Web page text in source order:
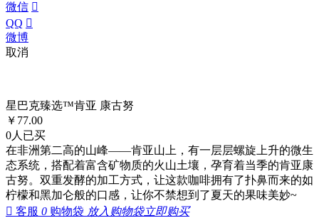
微信 
QQ 
微博
取消
星巴克臻选™肯亚 康古努
￥ 77.00
0人已买
在非洲第二高的山峰——肯亚山上，有一层层螺旋上升的微生
态系统，搭配着富含矿物质的火山土壤，孕育着当季的肯亚康
古努。双重发酵的加工方式，让这款咖啡拥有了扑鼻而来的如
柠檬和黑加仑般的口感，让你不禁想到了夏天的果味美妙~
 客服 0 购物袋 放入购物袋立即购买